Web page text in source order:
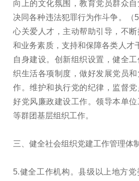
向上的文化氛围，教育党员群众
决同各种违法犯罪行为作斗争。（
心关爱人才，主动帮助引导，不
和业务素质，支持和保障各类人才
自身建设。创新组织设置，健全
织生活各项制度，做好发展党员
作。维护和执行党的纪律，监督
好党风廉政建设工作。领导本单
等群团基层组织工作。
三、健全社会组织党建工作管理体
5.健全工作机构。县级以上地方